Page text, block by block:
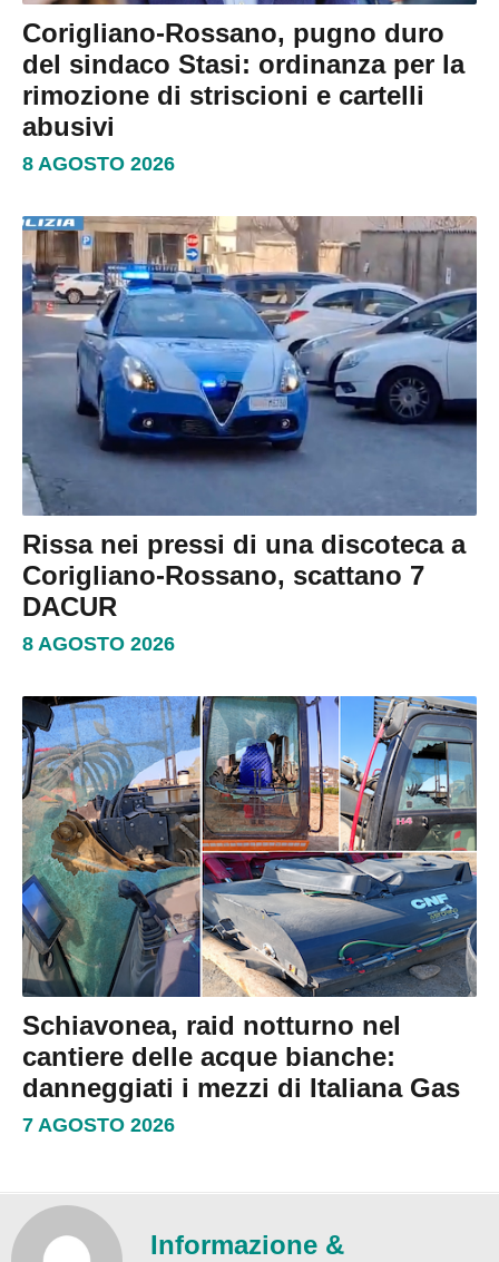
Corigliano-Rossano, pugno duro
del sindaco Stasi: ordinanza per la
rimozione di striscioni e cartelli
abusivi
8 AGOSTO 2026
Rissa nei pressi di una discoteca a
Corigliano-Rossano, scattano 7
DACUR
8 AGOSTO 2026
Schiavonea, raid notturno nel
cantiere delle acque bianche:
danneggiati i mezzi di Italiana Gas
7 AGOSTO 2026
Informazione &